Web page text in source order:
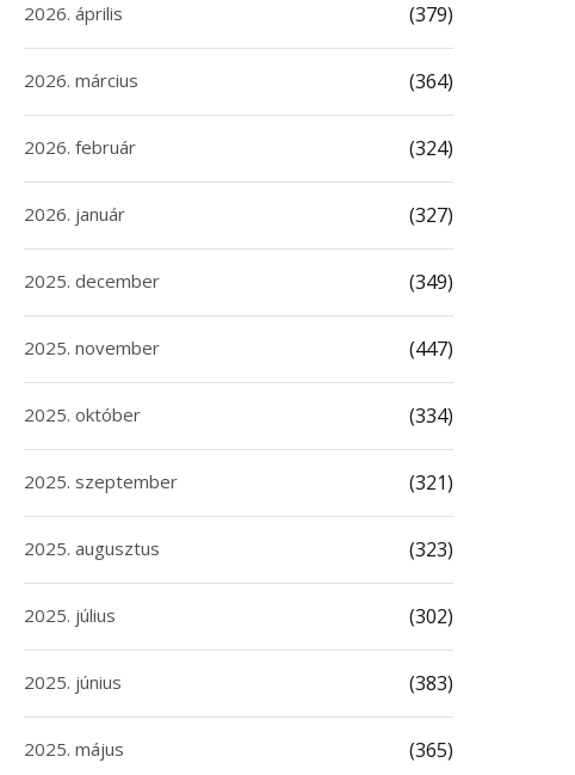
2026. április (379)
2026. március (364)
2026. február (324)
2026. január (327)
2025. december (349)
2025. november (447)
2025. október (334)
2025. szeptember (321)
2025. augusztus (323)
2025. július (302)
2025. június (383)
2025. május (365)